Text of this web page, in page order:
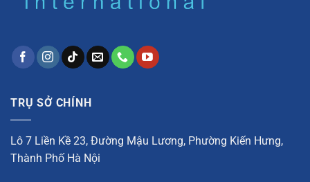
TRỤ SỞ CHÍNH
Lô 7 Liền Kề 23, Đường Mậu Lương, Phường Kiến Hưng,
Thành Phố Hà Nội